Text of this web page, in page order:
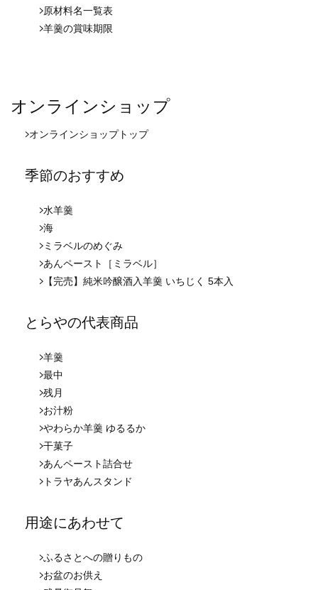
原材料名一覧表
羊羹の賞味期限
オンラインショップ
オンラインショップトップ
季節のおすすめ
水羊羹
海
ミラベルのめぐみ
あんペースト［ミラベル］
【完売】純米吟醸酒入羊羹 いちじく 5本入
とらやの代表商品
羊羹
最中
残月
お汁粉
やわらか羊羹 ゆるるか
干菓子
あんペースト詰合せ
トラヤあんスタンド
用途にあわせて
ふるさとへの贈りもの
お盆のお供え